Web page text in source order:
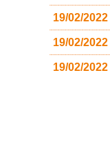
19/02/2022
19/02/2022
19/02/2022